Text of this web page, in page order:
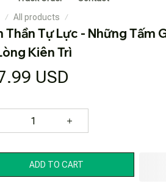
All products
Thần Tự Lực - Những Tấm
Kiên Trì
USD
ADD TO CART